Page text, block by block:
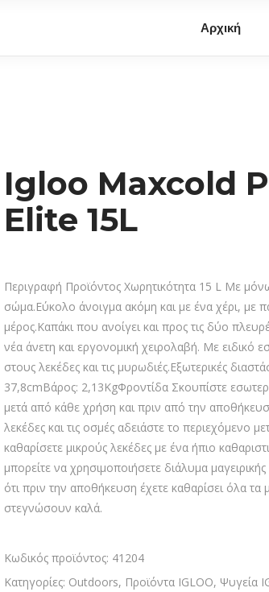
Αρχική
Igloo Maxcold
Elite 15L
Περιγραφή Προϊόντος Χωρητικότητα 15 L Με
σώμα.Εύκολο άνοιγμα ακόμη και με ένα χέρι, με
μέρος.Καπάκι που ανοίγει και προς τις δύο
νέα άνετη και εργονομική χειρολαβή. Με ειδικό
στους λεκέδες και τις μυρωδιές.Εξωτερικές
37,8cmΒάρος: 2,13KgΦροντίδα Σκουπίστε
μετά από κάθε χρήση και πριν από την
λεκέδες και τις οσμές αδειάστε το περιεχόμενο
καθαρίσετε μικρούς λεκέδες με ένα ήπιο
μπορείτε να χρησιμοποιήσετε διάλυμα
ότι πριν την αποθήκευση έχετε καθαρίσει όλα τα
στεγνώσουν καλά.
Κωδικός προϊόντος: 41204
Κατηγορίες: Outdoors, Προϊόντα IGLOO, Ψυγεία